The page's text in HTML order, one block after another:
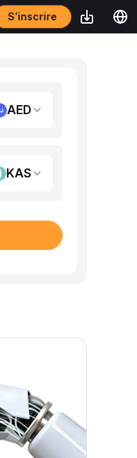
S’inscrire
AED
KAS